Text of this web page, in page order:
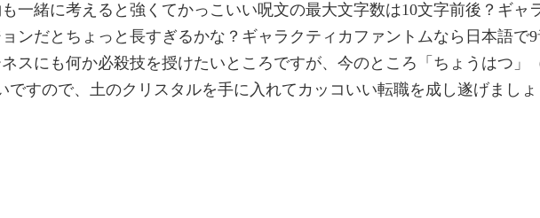
一緒に考えると強くてかっこいい呪文の最大文字数は10文字前後？ギャ
ンだとちょっと長すぎるかな？ギャラクティカファントムなら日本語で
スにも何か必殺技を授けたいところですが、今のところ「ちょうはつ」
ですので、土のクリスタルを手に入れてカッコいい転職を成し遂げましょ